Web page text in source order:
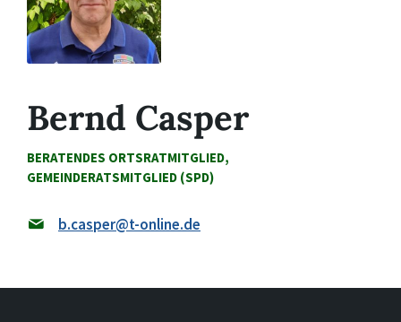
Bernd Casper
BERATENDES ORTSRATMITGLIED,
GEMEINDERATSMITGLIED (SPD)
b.casper@t-online.de